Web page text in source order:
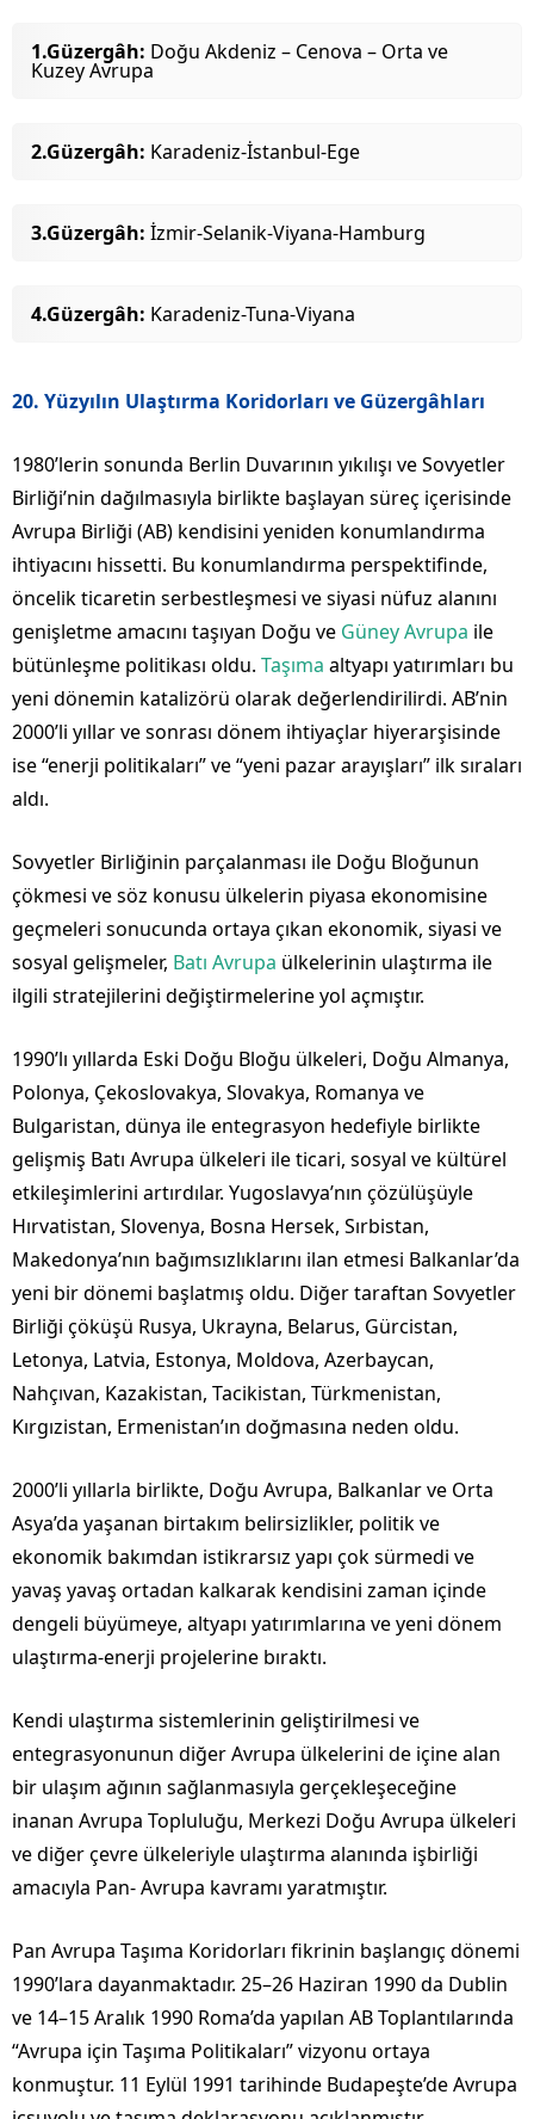
1.Güzergâh: Doğu Akdeniz – Cenova – Orta ve
Kuzey Avrupa
2.Güzergâh: Karadeniz-İstanbul-Ege
3.Güzergâh: İzmir-Selanik-Viyana-Hamburg
4.Güzergâh: Karadeniz-Tuna-Viyana
20. Yüzyılın Ulaştırma Koridorları ve Güzergâhları
1980’lerin sonunda Berlin Duvarının yıkılışı ve Sovyetler
Birliği’nin dağılmasıyla birlikte başlayan süreç içerisinde
Avrupa Birliği (AB) kendisini yeniden konumlandırma
ihtiyacını hissetti. Bu konumlandırma perspektifinde,
öncelik ticaretin serbestleşmesi ve siyasi nüfuz alanını
genişletme amacını taşıyan Doğu ve Güney Avrupa ile
bütünleşme politikası oldu. Taşıma altyapı yatırımları bu
yeni dönemin katalizörü olarak değerlendirilirdi. AB’nin
2000’li yıllar ve sonrası dönem ihtiyaçlar hiyerarşisinde
ise “enerji politikaları” ve “yeni pazar arayışları” ilk sıraları
aldı.
Sovyetler Birliğinin parçalanması ile Doğu Bloğunun
çökmesi ve söz konusu ülkelerin piyasa ekonomisine
geçmeleri sonucunda ortaya çıkan ekonomik, siyasi ve
sosyal gelişmeler, Batı Avrupa ülkelerinin ulaştırma ile
ilgili stratejilerini değiştirmelerine yol açmıştır.
1990’lı yıllarda Eski Doğu Bloğu ülkeleri, Doğu Almanya,
Polonya, Çekoslovakya, Slovakya, Romanya ve
Bulgaristan, dünya ile entegrasyon hedefiyle birlikte
gelişmiş Batı Avrupa ülkeleri ile ticari, sosyal ve kültürel
etkileşimlerini artırdılar. Yugoslavya’nın çözülüşüyle
Hırvatistan, Slovenya, Bosna Hersek, Sırbistan,
Makedonya’nın bağımsızlıklarını ilan etmesi Balkanlar’da
yeni bir dönemi başlatmış oldu. Diğer taraftan Sovyetler
Birliği çöküşü Rusya, Ukrayna, Belarus, Gürcistan,
Letonya, Latvia, Estonya, Moldova, Azerbaycan,
Nahçıvan, Kazakistan, Tacikistan, Türkmenistan,
Kırgızistan, Ermenistan’ın doğmasına neden oldu.
2000’li yıllarla birlikte, Doğu Avrupa, Balkanlar ve Orta
Asya’da yaşanan birtakım belirsizlikler, politik ve
ekonomik bakımdan istikrarsız yapı çok sürmedi ve
yavaş yavaş ortadan kalkarak kendisini zaman içinde
dengeli büyümeye, altyapı yatırımlarına ve yeni dönem
ulaştırma-enerji projelerine bıraktı.
Kendi ulaştırma sistemlerinin geliştirilmesi ve
entegrasyonunun diğer Avrupa ülkelerini de içine alan
bir ulaşım ağının sağlanmasıyla gerçekleşeceğine
inanan Avrupa Topluluğu, Merkezi Doğu Avrupa ülkeleri
ve diğer çevre ülkeleriyle ulaştırma alanında işbirliği
amacıyla Pan- Avrupa kavramı yaratmıştır.
Pan Avrupa Taşıma Koridorları fikrinin başlangıç dönemi
1990’lara dayanmaktadır. 25–26 Haziran 1990 da Dublin
ve 14–15 Aralık 1990 Roma’da yapılan AB Toplantılarında
“Avrupa için Taşıma Politikaları” vizyonu ortaya
konmuştur. 11 Eylül 1991 tarihinde Budapeşte’de Avrupa